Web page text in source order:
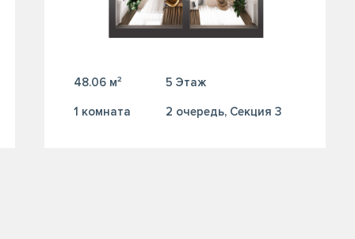
48.06 м² 5 Этаж
1 комната 2 очередь, Секция 3